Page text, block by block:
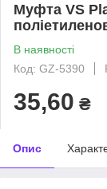
Муфта VS
В наявності
Код: GZ-5390
35,60 ₴
Опис